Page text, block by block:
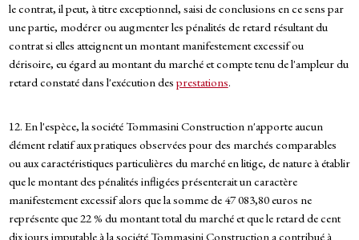
le contrat, il peut, à titre exceptionnel, saisi de conclusions en ce sens par
une partie, modérer ou augmenter les pénalités de retard résultant du
contrat si elles atteignent un montant manifestement excessif ou
dérisoire, eu égard au montant du marché et compte tenu de l'ampleur du
retard constaté dans l'exécution des prestations.
12. En l'espèce, la société Tommasini Construction n'apporte aucun
élément relatif aux pratiques observées pour des marchés comparables
ou aux caractéristiques particulières du marché en litige, de nature à établir
que le montant des pénalités infligées présenterait un caractère
manifestement excessif alors que la somme de 47 083,80 euros ne
représente que 22 % du montant total du marché et que le retard de cent
dix jours imputable à la société Tommasini Construction a contribué à